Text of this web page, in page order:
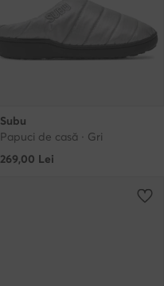
Subu
Papuci de casă · Gri
269,00 Lei